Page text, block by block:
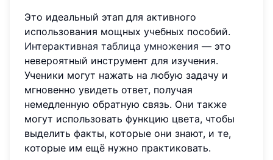
Это идеальный этап для активного
использования мощных учебных пособий.
Интерактивная таблица умножения — это
невероятный инструмент для изучения.
Ученики могут нажать на любую задачу и
мгновенно увидеть ответ, получая
немедленную обратную связь. Они также
могут использовать функцию цвета, чтобы
выделить факты, которые они знают, и те,
которые им ещё нужно практиковать.